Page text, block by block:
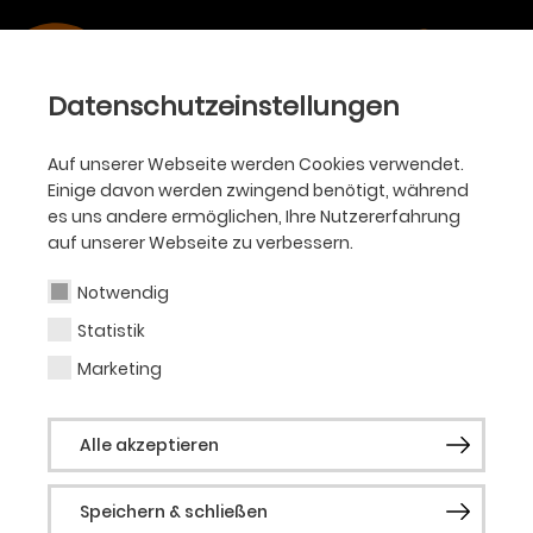
Datenschutzeinstellungen
Auf unserer Webseite werden Cookies verwendet.
Einige davon werden zwingend benötigt, während
es uns andere ermöglichen, Ihre Nutzererfahrung
auf unserer Webseite zu verbessern.
Notwendig
Statistik
Marketing
Alle akzeptieren
Speichern & schließen